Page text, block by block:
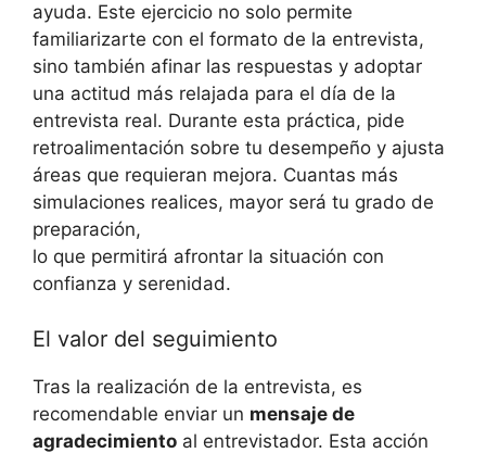
ayuda. Este ⁤ejercicio no ‍solo permite
⁤familiarizarte con el formato de ​la‌ entrevista,
sino ⁣también afinar las respuestas y adoptar‍
una⁤ actitud más⁣ relajada para el día ⁤de la
entrevista real. Durante esta práctica, ⁤pide
retroalimentación ⁣sobre tu‍ desempeño y ajusta
áreas que ‍requieran mejora. Cuantas más
simulaciones ⁤realices, mayor será tu grado de
preparación,
lo que​ permitirá afrontar la situación con
confianza⁢ y​ serenidad.
El valor del seguimiento
Tras la realización​ de la entrevista, ⁣es⁢
recomendable⁢ enviar un mensaje ⁤de
agradecimiento ​al entrevistador. Esta⁢ acción